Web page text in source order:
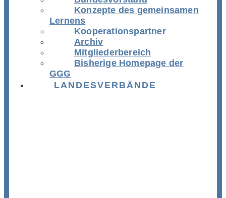
Konzepte des gemeinsamen
Lernens
Kooperationspartner
Archiv
Mitgliederbereich
Bisherige Homepage der
GGG
LANDESVERBÄNDE